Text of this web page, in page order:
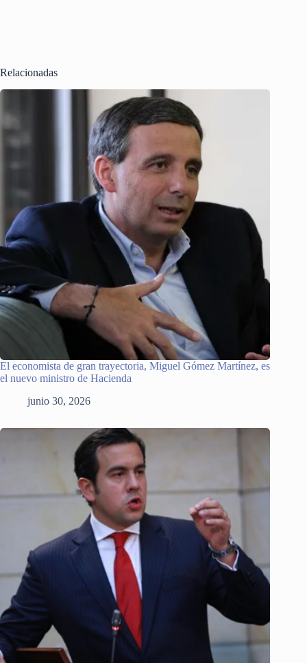
Relacionadas
El economista de gran trayectoria, Miguel Gómez Martínez, es
el nuevo ministro de Hacienda
junio 30, 2026